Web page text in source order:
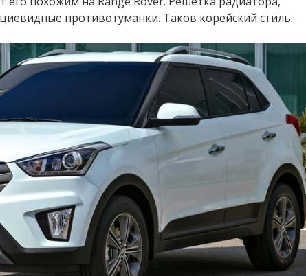
противотуманки. Таков корейский стиль.